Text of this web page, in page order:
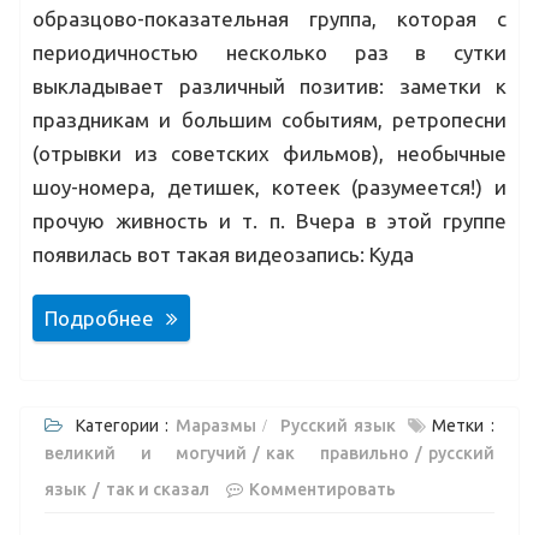
образцово-показательная группа, которая с
периодичностью несколько раз в сутки
выкладывает различный позитив: заметки к
праздникам и большим событиям, ретропесни
(отрывки из советских фильмов), необычные
шоу-номера, детишек, котеек (разумеется!) и
прочую живность и т. п. Вчера в этой группе
появилась вот такая видеозапись: Куда
Подробнее
Категории : Маразмы Русский язык
Метки :
великий и могучий
как правильно
русский
язык
так и сказал Комментировать